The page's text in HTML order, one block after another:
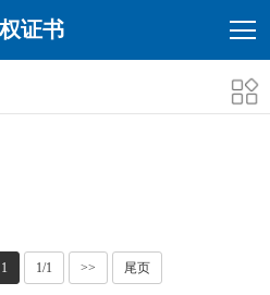
证书
1 1/1 >> 尾页